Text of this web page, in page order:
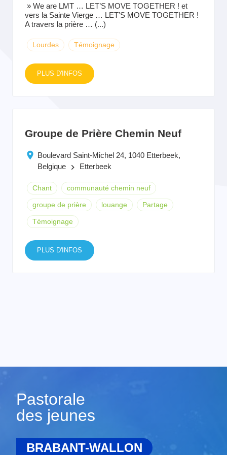
» We are LMT … LET’S MOVE TOGETHER ! et
vers la Sainte Vierge … LET’S MOVE TOGETHER !
A travers la prière … (...)
Lourdes Témoignage
PLUS D'INFOS
Groupe de Prière Chemin Neuf
Boulevard Saint-Michel 24, 1040 Etterbeek,
Belgique
keyboard_arrow_right Etterbeek
Chant communauté chemin neuf
groupe de prière louange Partage
Témoignage
PLUS D'INFOS
Pastorale
des jeunes
BRABANT-WALLON